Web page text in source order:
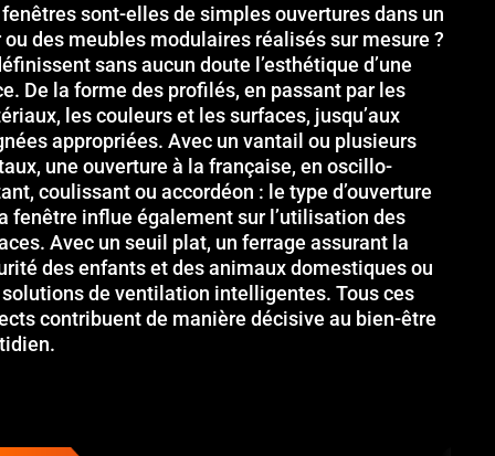
sont-elles de simples ouvertures dans un
ou des meubles modulaires réalisés sur mesure ?
sans aucun doute l’esthétique d’une
De la forme des profilés, en passant par les
les couleurs et les surfaces, jusqu’aux
appropriées. Avec un vantail ou plusieurs
une ouverture à la française, en oscillo-
coulissant ou accordéon : le type d’ouverture
fenêtre influe également sur l’utilisation des
Avec un seuil plat, un ferrage assurant la
des enfants et des animaux domestiques ou
de ventilation intelligentes. Tous ces
contribuent de manière décisive au bien-être